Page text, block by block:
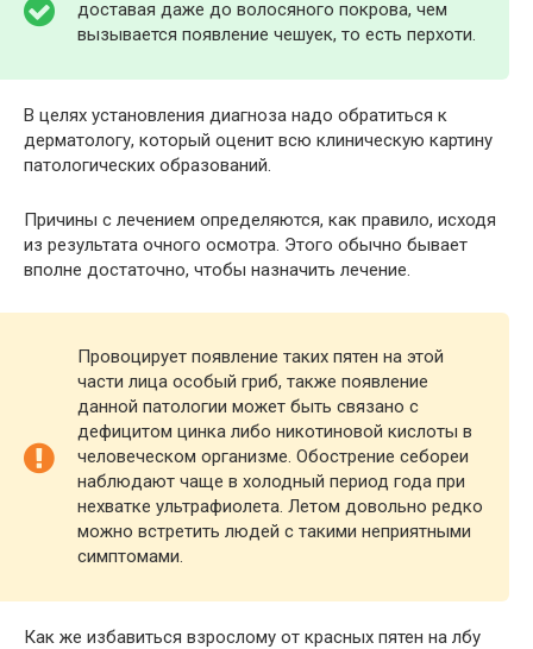
доставая даже до волосяного покрова, чем
вызывается появление чешуек, то есть перхоти.
В целях установления диагноза надо обратиться к
дерматологу, который оценит всю клиническую картину
патологических образований.
Причины с лечением определяются, как правило, исходя
из результата очного осмотра. Этого обычно бывает
вполне достаточно, чтобы назначить лечение.
Провоцирует появление таких пятен на этой
части лица особый гриб, также появление
данной патологии может быть связано с
дефицитом цинка либо никотиновой кислоты в
человеческом организме. Обострение себореи
наблюдают чаще в холодный период года при
нехватке ультрафиолета. Летом довольно редко
можно встретить людей с такими неприятными
симптомами.
Как же избавиться взрослому от красных пятен на лбу